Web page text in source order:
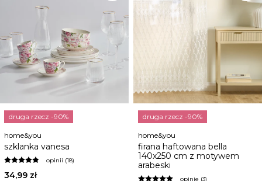
druga rzecz -90%
home&you
szklanka vanesa
opinii (18)
34,99 zł
druga rzecz -90%
home&you
firana haftowana bella
140x250 cm z motywem
arabeski
opinie (3)